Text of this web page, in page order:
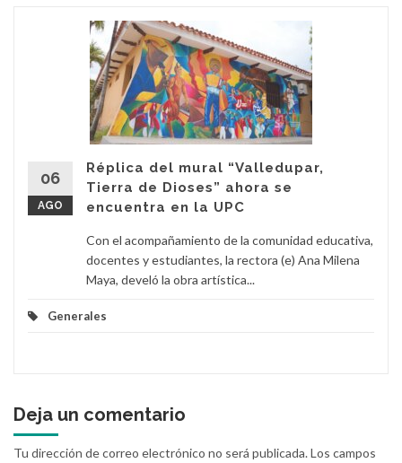
06
AGO
Réplica del mural “Valledupar,
Tierra de Dioses” ahora se
encuentra en la UPC
Con el acompañamiento de la comunidad educativa,
docentes y estudiantes, la rectora (e) Ana Milena
Maya, develó la obra artística...
Generales
Deja un comentario
Tu dirección de correo electrónico no será publicada.Los campos